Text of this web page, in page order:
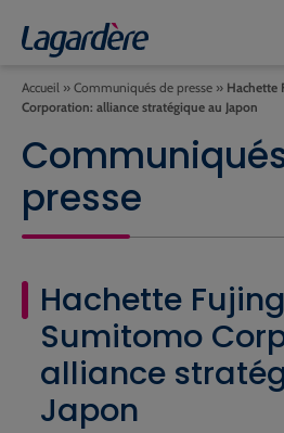
Accueil » Communiqués de presse » Hachette
Corporation: alliance stratégique au Japon
presse
Hachette
Sumitomo
alliance
Japon